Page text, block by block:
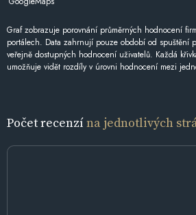
Graf zobrazuje porovnání průměrných hodnocení
portálech. Data zahrnují pouze období od spuštění
veřejně dostupných hodnocení uživatelů. Každá
umožňuje vidět rozdíly v úrovni hodnocení mezi
Počet recenzína jednotlivých